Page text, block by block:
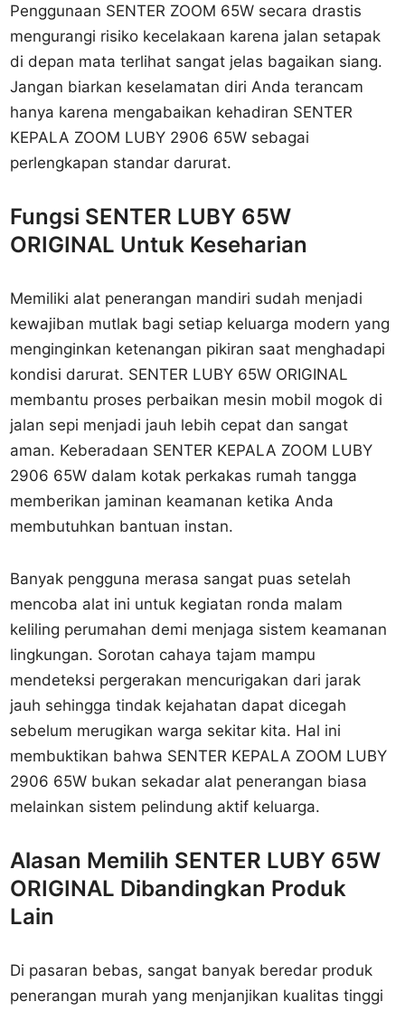
Penggunaan SENTER ZOOM 65W secara drastis
mengurangi risiko kecelakaan karena jalan setapak
di depan mata terlihat sangat jelas bagaikan siang.
Jangan biarkan keselamatan diri Anda terancam
hanya karena mengabaikan kehadiran SENTER
KEPALA ZOOM LUBY 2906 65W sebagai
perlengkapan standar darurat.
Fungsi SENTER LUBY 65W
ORIGINAL Untuk Keseharian
Memiliki alat penerangan mandiri sudah menjadi
kewajiban mutlak bagi setiap keluarga modern yang
menginginkan ketenangan pikiran saat menghadapi
kondisi darurat. SENTER LUBY 65W ORIGINAL
membantu proses perbaikan mesin mobil mogok di
jalan sepi menjadi jauh lebih cepat dan sangat
aman. Keberadaan SENTER KEPALA ZOOM LUBY
2906 65W dalam kotak perkakas rumah tangga
memberikan jaminan keamanan ketika Anda
membutuhkan bantuan instan.
Banyak pengguna merasa sangat puas setelah
mencoba alat ini untuk kegiatan ronda malam
keliling perumahan demi menjaga sistem keamanan
lingkungan. Sorotan cahaya tajam mampu
mendeteksi pergerakan mencurigakan dari jarak
jauh sehingga tindak kejahatan dapat dicegah
sebelum merugikan warga sekitar kita. Hal ini
membuktikan bahwa SENTER KEPALA ZOOM LUBY
2906 65W bukan sekadar alat penerangan biasa
melainkan sistem pelindung aktif keluarga.
Alasan Memilih SENTER LUBY 65W
ORIGINAL Dibandingkan Produk
Lain
Di pasaran bebas, sangat banyak beredar produk
penerangan murah yang menjanjikan kualitas tinggi